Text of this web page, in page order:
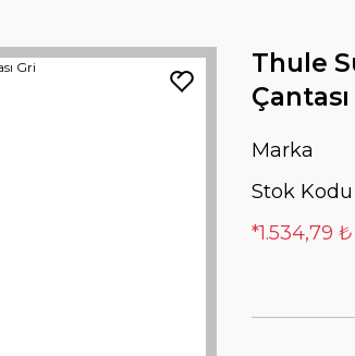
Thule
Marka
Stok Kodu
*1.534,79